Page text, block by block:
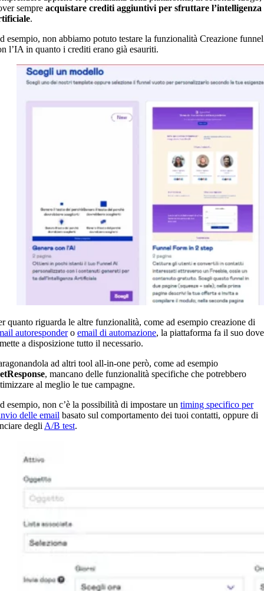
sempre acquistare crediti aggiuntivi per sfruttare l’intelligenza
.
esempio, non abbiamo potuto testare la funzionalità Creazione funnel
l’IA in quanto i crediti erano già esauriti.
quanto riguarda le altre funzionalità, come ad esempio creazione di
autorespondero email di automazione, la piattaforma fa il suo
a disposizione tutto il necessario.
ad altri tool all-in-one però, come ad esempio
, mancano delle funzionalità specifiche che potrebbero
al meglio le tue campagne.
esempio, non c’è la possibilità di impostare un timing specifico per
delle email basato sul comportamento dei tuoi contatti, oppure di
degliA/B test.